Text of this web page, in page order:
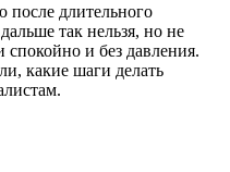
длительного
так нельзя, но не
спокойно и без давления.
какие шаги делать